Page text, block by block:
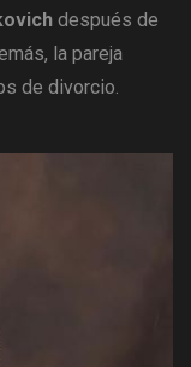
después de
la pareja
de divorcio.